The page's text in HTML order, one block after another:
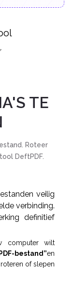
TE
Roteer
DeftPDF.
veilig
verbinding.
definitief
computer wilt
bestand”en
of slepen